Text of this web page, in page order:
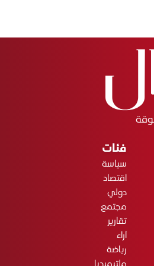
فئات
سياسة
اقتصاد
دولي
مجتمع
تقارير
آراء
رياضة
ملتيميديا